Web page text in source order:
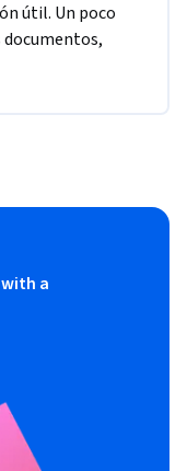
útil. Un poco
documentos,
a